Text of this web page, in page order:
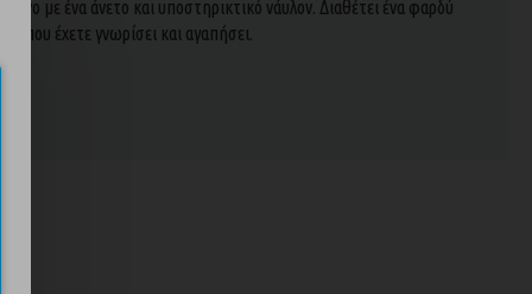
με ένα άνετο και υποστηρικτικό νάυλον. Διαθέτει ένα φαρδύ
που έχετε γνωρίσει και αγαπήσει.